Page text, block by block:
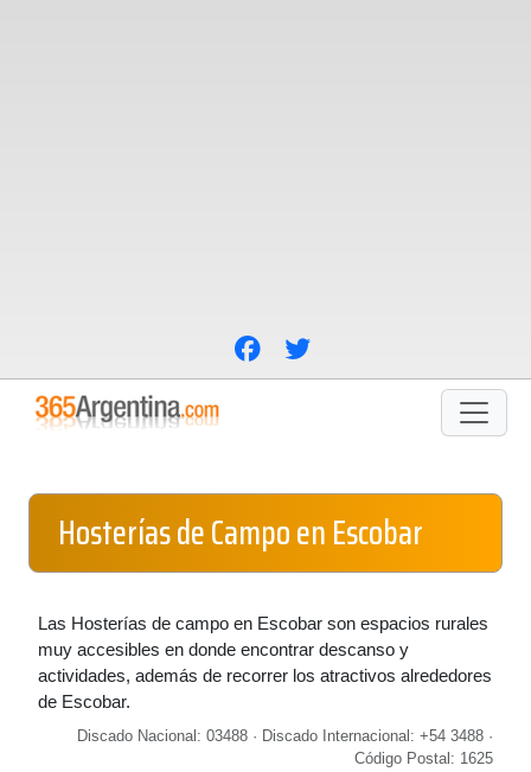
Hosterías de Campo en Escobar
Las Hosterías de campo en Escobar son espacios rurales
muy accesibles en donde encontrar descanso y
actividades, además de recorrer los atractivos alrededores
de Escobar.
Discado Nacional: 03488 · Discado Internacional: +54 3488 ·
Código Postal: 1625